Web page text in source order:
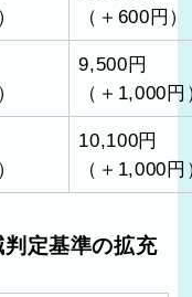
（＋600円）
9,500円
（＋1,000円
10,100円
（＋1,000円
定基準の拡充